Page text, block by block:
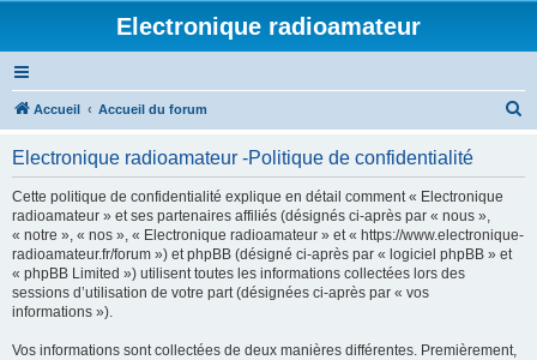
Electronique radioamateur
Accueil Accueil du forum
Electronique radioamateur -Politique de confidentialité
Cette politique de confidentialité explique en détail comment « Electronique
radioamateur » et ses partenaires affiliés (désignés ci-après par « nous »,
« notre », « nos », « Electronique radioamateur » et « https://www.electronique-
radioamateur.fr/forum ») et phpBB (désigné ci-après par « logiciel phpBB » et
« phpBB Limited ») utilisent toutes les informations collectées lors des
sessions d’utilisation de votre part (désignées ci-après par « vos
informations »).
Vos informations sont collectées de deux manières différentes. Premièrement,